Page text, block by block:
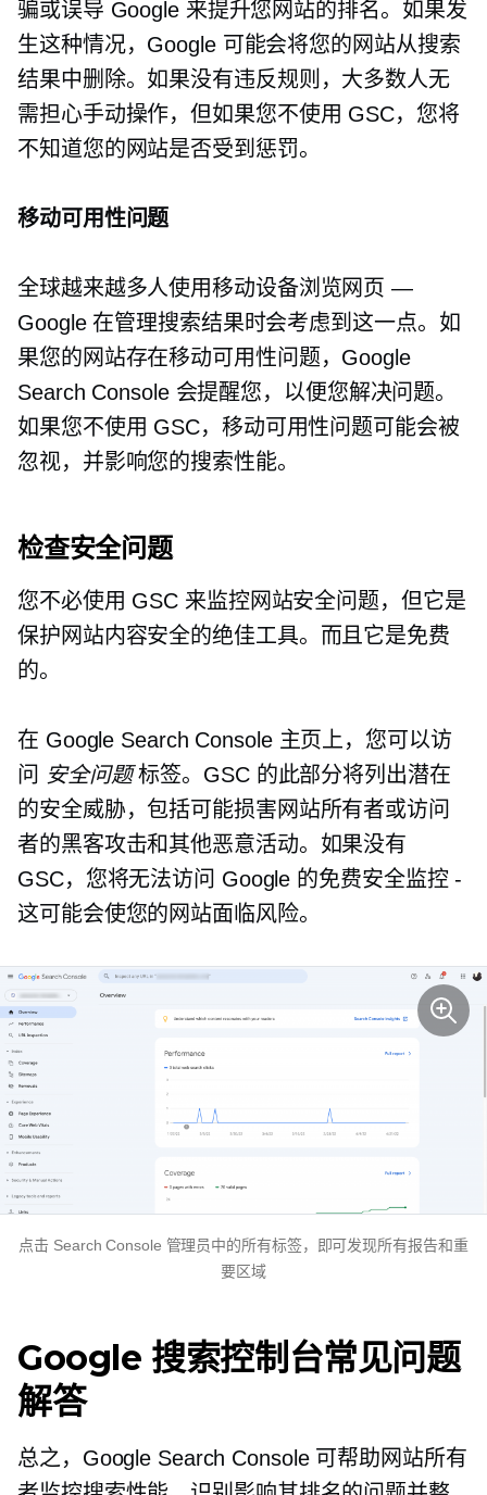
骗或误导 Google 来提升您网站的排名。如果发
生这种情况，Google 可能会将您的网站从搜索
结果中删除。如果没有违反规则，大多数人无
需担心手动操作，但如果您不使用 GSC，您将
不知道您的网站是否受到惩罚。
移动可用性问题
全球越来越多人使用移动设备浏览网页 —
Google 在管理搜索结果时会考虑到这一点。如
果您的网站存在移动可用性问题，Google
Search Console 会提醒您，以便您解决问题。
如果您不使用 GSC，移动可用性问题可能会被
忽视，并影响您的搜索性能。
检查安全问题
您不必使用 GSC 来监控网站安全问题，但它是
保护网站内容安全的绝佳工具。而且它是免费
的。
在 Google Search Console 主页上，您可以访
问
安全问题标签。GSC 的此部分将列出潜在
的安全威胁，包括可能损害网站所有者或访问
者的黑客攻击和其他恶意活动。如果没有
GSC，您将无法访问 Google 的免费安全监控 -
这可能会使您的网站面临风险。
点击 Search Console 管理员中的所有标签，即可发现所有报告和重
要区域
Google 搜索控制台常见问题
解答
总之，Google Search Console 可帮助网站所有